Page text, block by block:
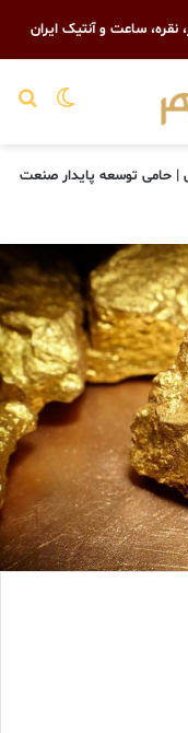
ساعت و آنتیک ایران
تغییر
| حامی توسعه پایدار صنعت